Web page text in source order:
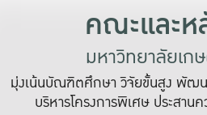
คณะและ
มหาวิทยาลัยเก
มุ่งเน้นบัณฑิตศึกษา วิจัยขั้นสูง พัฒน
บริหารโครงการพิเศษ ประสาน